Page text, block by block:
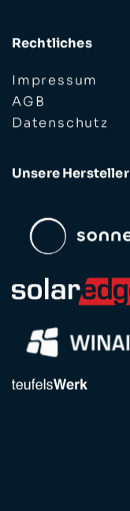
Rechtliches
Impressum
AGB
Datenschutz
Unsere Hersteller